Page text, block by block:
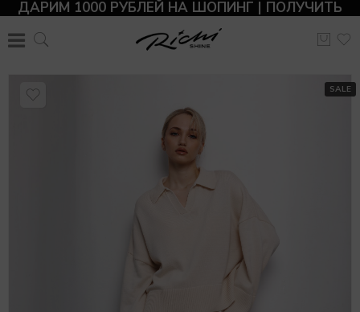
ДАРИМ 1000 РУБЛЕЙ НА ШОПИНГ | ПОЛУЧИТЬ
SALE